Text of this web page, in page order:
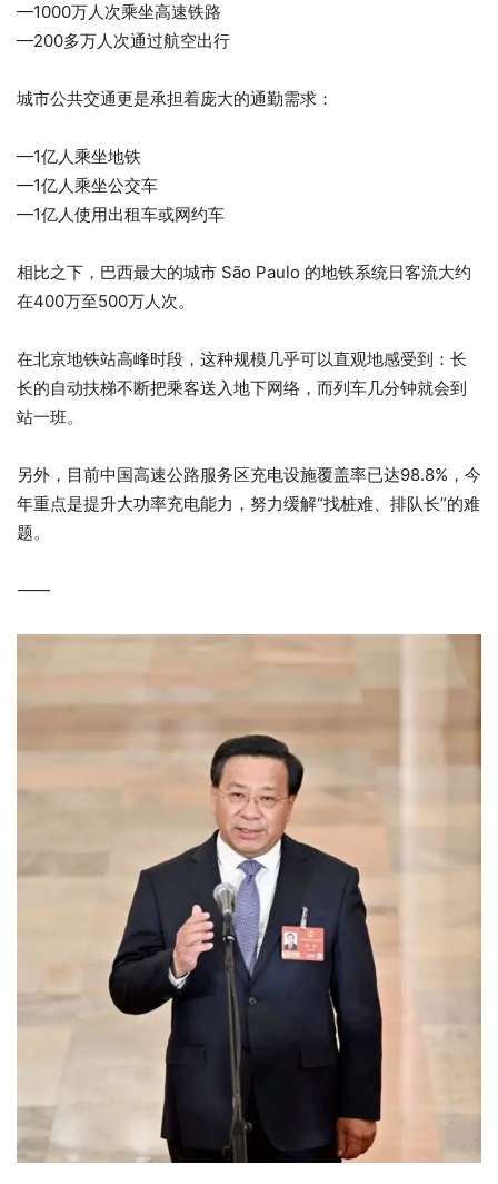
—1000万人次乘坐高速铁路
—200多万人次通过航空出行
城市公共交通更是承担着庞大的通勤需求：
—1亿人乘坐地铁
—1亿人乘坐公交车
—1亿人使用出租车或网约车
相比之下，巴西最大的城市 São Paulo 的地铁系统日客流大约
在400万至500万人次。
在北京地铁站高峰时段，这种规模几乎可以直观地感受到：长
长的自动扶梯不断把乘客送入地下网络，而列车几分钟就会到
站一班。
另外，目前中国高速公路服务区充电设施覆盖率已达98.8%，今
年重点是提升大功率充电能力，努力缓解“找桩难、排队长”的难
题。
⸻